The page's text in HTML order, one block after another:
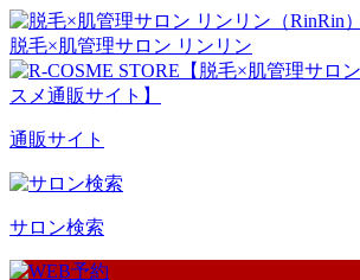
脱毛×肌管理サロン リンリン
通販サイト
サロン検索